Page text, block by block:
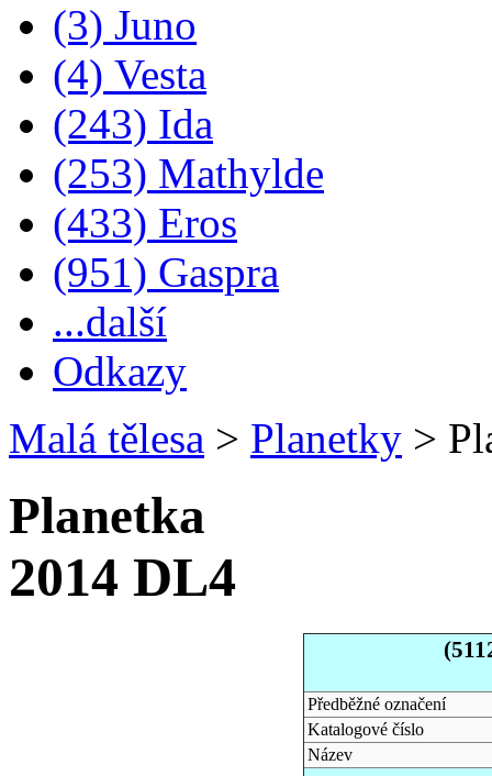
(3) Juno
(4) Vesta
(243) Ida
(253) Mathylde
(433) Eros
(951) Gaspra
...další
Odkazy
Malá tělesa > Planetky >
Planetka
2014 DL4
Předběžné označení
Katalogové číslo
Název